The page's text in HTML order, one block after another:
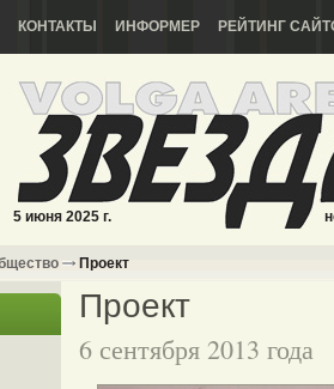
КОНТАКТЫ ИНФОРМЕР РЕЙТИНГ
5 июня 2025 г.
Проект
Проект
6 сентября 2013 года